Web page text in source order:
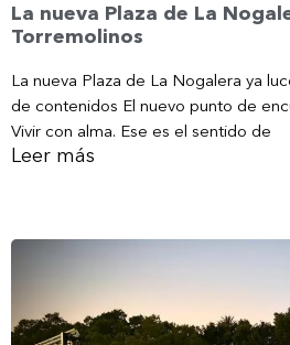
La nueva Plaza de La
Torremolinos
La nueva Plaza de La Nogalera ya
de contenidos El nuevo punto de
Vivir con alma. Ese es el sentido de
Leer más